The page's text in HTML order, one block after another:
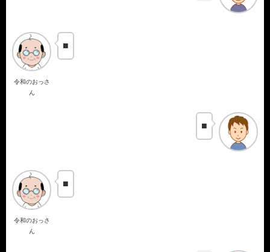
令和のおっさ
ん
■
■
令和のおっさ
ん
■